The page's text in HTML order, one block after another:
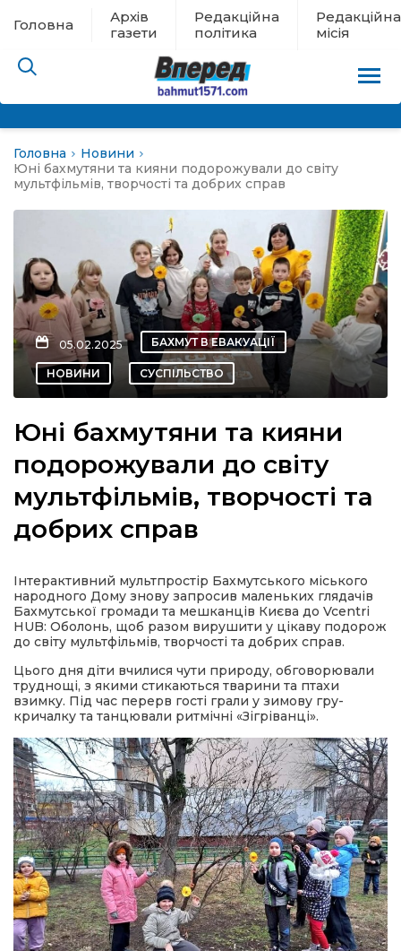
Головна
Архів
газети
Редакційна
політика
Редакційна
місія
евакуації
новини
політика
місія
Головна
Новини
Юні бахмутяни та кияни подорожували до світу
мультфільмів, творчості та добрих справ
05.02.2025 БАХМУТ В ЕВАКУАЦІЇ
НОВИНИ СУСПІЛЬСТВО
Юні бахмутяни та кияни
подорожували до світу
мультфільмів, творчості та
добрих справ
Інтерактивний мультпростір Бахмутського міського
народного Дому знову запросив маленьких глядачів
Бахмутської громади та мешканців Києва до Vcentri
HUB: Оболонь, щоб разом вирушити у цікаву подорож
до світу мультфільмів, творчості та добрих справ.
Цього дня діти вчилися чути природу, обговорювали
труднощі, з якими стикаються тварини та птахи
взимку. Під час перерв гості грали у зимову гру-
кричалку та танцювали ритмічні «Зігріванці».